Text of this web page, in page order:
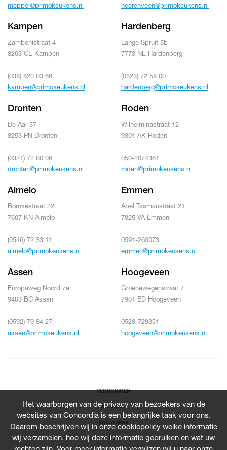
meppel@primokeukens.nl
heerenveen@primokeukens.nl
Kampen
Zambonistraat 4
8263 CE Kampen
(038) 820 03 66
kampen@primokeukens.nl
Hardenberg
Lange Spruit 5b
7773 NE Hardenberg
(0523) 72 58 00
hardenberg@primokeukens.nl
Dronten
De Aar 37
8253 PN Dronten
(0321) 72 80 06
dronten@primokeukens.nl
Roden
Wilhelminastraat 12
9301 AK Roden
050-2074361
roden@primokeukens.nl
Almelo
Bornsestraat 22
7607 KN Almelo
(0546) 72 33 11
almelo@primokeukens.nl
Emmen
Abel Tasmanstraat 21
7825 VA Emmen
0591-260073
emmen@primokeukens.nl
Assen
Europaweg Noord 7a
9403 BC Assen
(0592) 79 84 27
assen@primokeukens.nl
Hoogeveen
Groenewegenstraat 7
7901 ED Hoogeveen
0528-729351
hoogeveen@primokeukens.nl
VESTIGINGEN
GARANTIE
VACATURES
NIEUWS
Het waarborgen van de privacy van bezoekers van de
websites van Concordia is een belangrijke taak voor ons.
Daarom beschrijven wij in onzecookiepolicywelke informatie
wij verzamelen, hoe wij deze informatie gebruiken en wat uw